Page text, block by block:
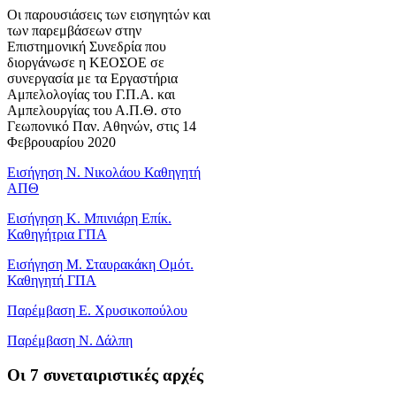
Οι παρουσιάσεις των εισηγητών και
των παρεμβάσεων στην
Επιστημονική Συνεδρία που
διοργάνωσε η ΚΕΟΣΟΕ σε
συνεργασία με τα Εργαστήρια
Αμπελολογίας του Γ.Π.Α. και
Αμπελουργίας του Α.Π.Θ. στο
Γεωπονικό Παν. Αθηνών, στις 14
Φεβρουαρίου 2020
Εισήγηση Ν. Νικολάου Καθηγητή
ΑΠΘ
Εισήγηση Κ. Μπινιάρη Επίκ.
Καθηγήτρια ΓΠΑ
Εισήγηση Μ. Σταυρακάκη Ομότ.
Καθηγητή ΓΠΑ
Παρέμβαση Ε. Χρυσικοπούλου
Παρέμβαση Ν. Δάλπη
Oι 7 συνεταιριστικές αρχές